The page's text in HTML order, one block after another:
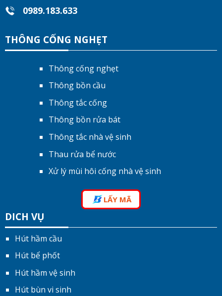
0989.183.633
THÔNG CỐNG NGHẸT
Thông cống nghẹt
Thông bồn cầu
Thông tắc cống
Thông bồn rửa bát
Thông tắc nhà vệ sinh
Thau rửa bể nước
Xử lý mùi hôi cống nhà vệ sinh
LẤY MÃ
DICH VỤ
Hút hầm cầu
Hút bể phốt
Hút hầm vệ sinh
Hút bùn vi sinh